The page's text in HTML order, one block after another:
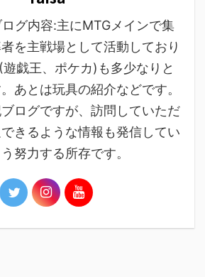
グ内容:主にMTGメインで集
を主戦場として活動しており
遊戯王、ポケカ)も多少なりと
あとは玩具の紹介などです。
ログですが、訪問していただ
きるような情報も発信してい
努力する所存です。